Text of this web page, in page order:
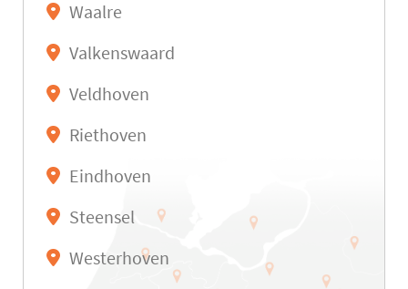
Waalre
Valkenswaard
Veldhoven
Riethoven
Eindhoven
Steensel
Westerhoven